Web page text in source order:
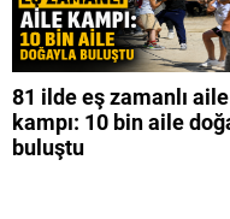
81 ilde eş zamanlı aile
kampı: 10 bin aile
buluştu